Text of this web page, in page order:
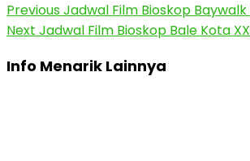
PreviousJadwal Film Bioskop
Next Jadwal Film Bioskop Bale Kota
Info Menarik Lainnya